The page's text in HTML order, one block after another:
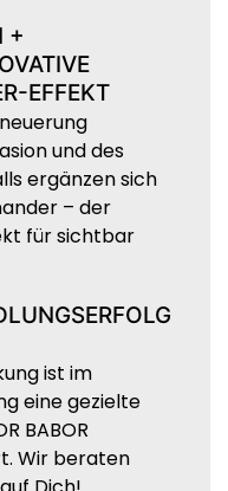
+
EFFEKT
und des
ergänzen sich
– der
für sichtbar
ist im
eine gezielte
BABOR
Wir beraten